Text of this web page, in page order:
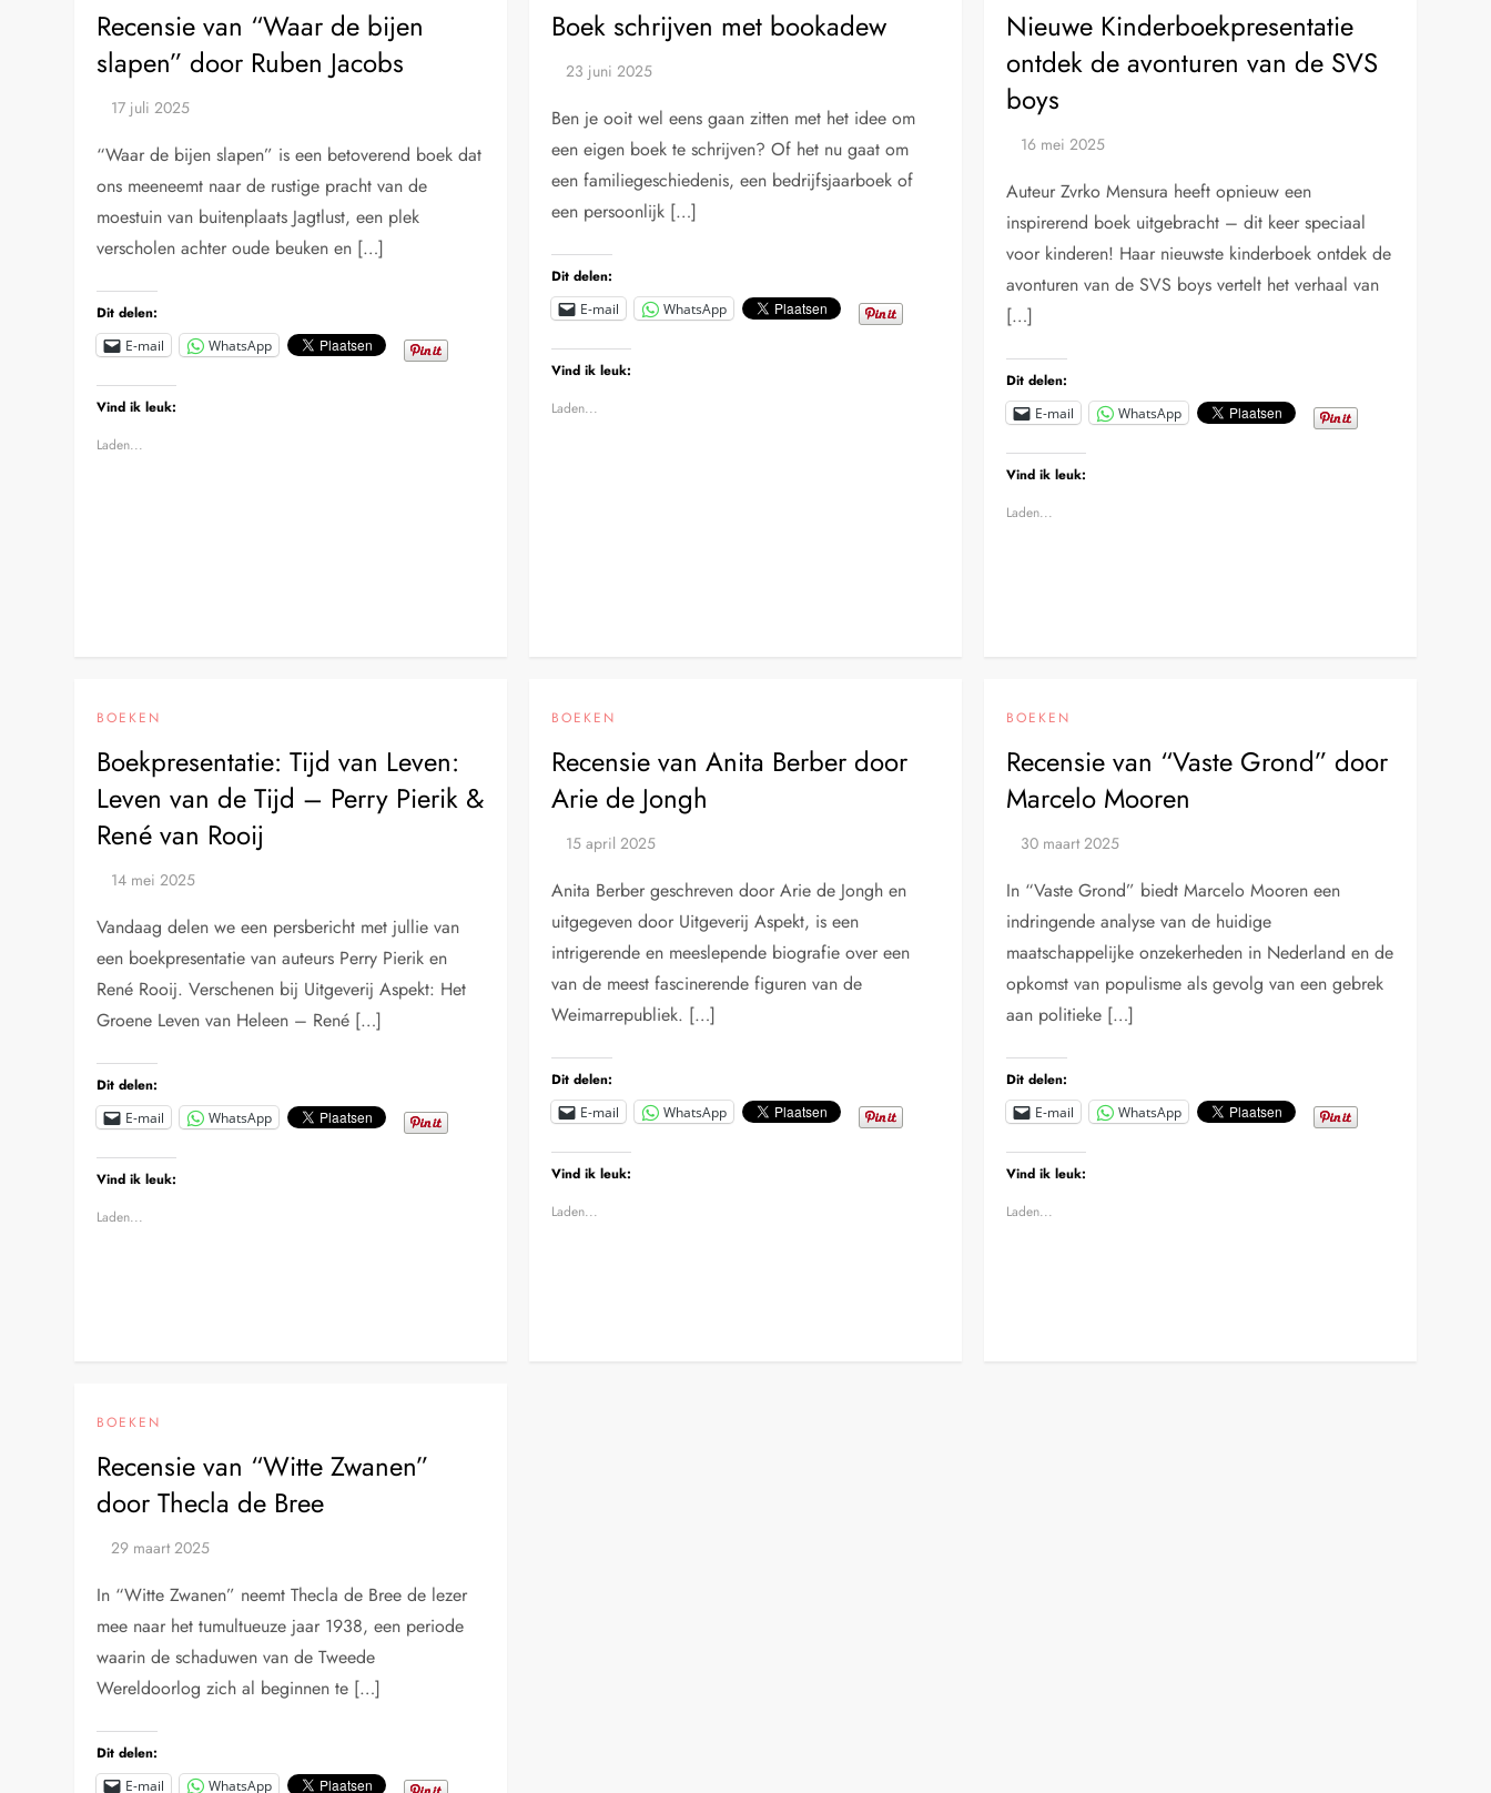
Recensie van “Waar de bijen
slapen” door Ruben Jacobs
“Waar de bijen slapen” is een betoverend boek dat
ons meeneemt naar de rustige pracht van de
moestuin van buitenplaats Jagtlust, een plek
verscholen achter oude beuken en […]
Dit delen:
E-mail WhatsApp
Vind ik leuk:
Laden...
Boek schrijven met bookadew
Ben je ooit wel eens gaan zitten met het idee om
een eigen boek te schrijven? Of het nu gaat om
een familiegeschiedenis, een bedrijfsjaarboek of
een persoonlijk […]
Dit delen:
E-mail WhatsApp
Vind ik leuk:
Laden...
Nieuwe Kinderboekpresentatie
ontdek de avonturen van de SVS
boys
Auteur Zvrko Mensura heeft opnieuw een
inspirerend boek uitgebracht – dit keer speciaal
voor kinderen! Haar nieuwste kinderboek ontdek de
avonturen van de SVS boys vertelt het verhaal van
[…]
Dit delen:
E-mail WhatsApp
Vind ik leuk:
Laden...
BOEKEN
Boekpresentatie: Tijd van Leven:
Leven van de Tijd – Perry Pierik &
René van Rooij
Vandaag delen we een persbericht met jullie van
een boekpresentatie van auteurs Perry Pierik en
René Rooij. Verschenen bij Uitgeverij Aspekt: Het
Groene Leven van Heleen – René […]
Dit delen:
E-mail WhatsApp
Vind ik leuk:
Laden...
BOEKEN
Recensie van Anita Berber door
Arie de Jongh
Anita Berber geschreven door Arie de Jongh en
uitgegeven door Uitgeverij Aspekt, is een
intrigerende en meeslepende biografie over een
van de meest fascinerende figuren van de
Weimarrepubliek. […]
Dit delen:
E-mail WhatsApp
Vind ik leuk:
Laden...
BOEKEN
Recensie van “Vaste Grond” door
Marcelo Mooren
In “Vaste Grond” biedt Marcelo Mooren een
indringende analyse van de huidige
maatschappelijke onzekerheden in Nederland en de
opkomst van populisme als gevolg van een gebrek
aan politieke […]
Dit delen:
E-mail WhatsApp
Vind ik leuk:
Laden...
BOEKEN
Recensie van “Witte Zwanen”
door Thecla de Bree
In “Witte Zwanen” neemt Thecla de Bree de lezer
mee naar het tumultueuze jaar 1938, een periode
waarin de schaduwen van de Tweede
Wereldoorlog zich al beginnen te […]
Dit delen:
E-mail WhatsApp